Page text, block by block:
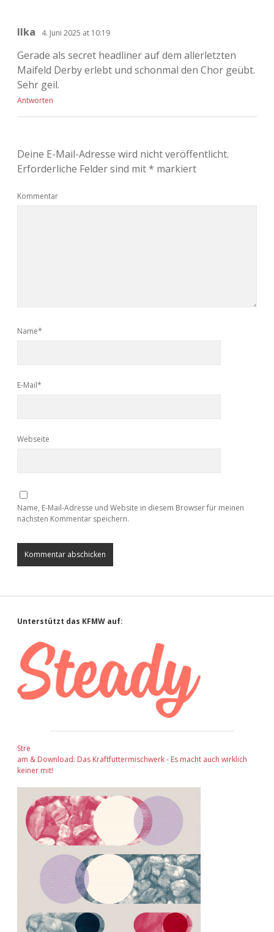
Ilka 4. Juni 2025 at 10:19
Gerade als secret headliner auf dem allerletzten
Maifeld Derby erlebt und schonmal den Chor geübt.
Sehr geil.
Antworten
Deine E-Mail-Adresse wird nicht veröffentlicht.
Erforderliche Felder sind mit* markiert
Kommentar
Name*
E-Mail*
Webseite
Name, E-Mail-Adresse und Website in diesem Browser für meinen
nächsten Kommentar speichern.
Sidebar
Unterstützt das KFMW auf:
Stre
am & Download: Das Kraftfuttermischwerk - Es macht auch wirklich
keiner mit!